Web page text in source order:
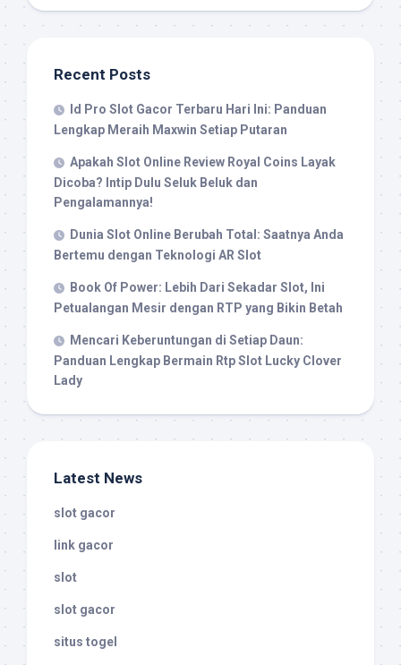
Recent Posts
Id Pro Slot Gacor Terbaru Hari Ini: Panduan
Lengkap Meraih Maxwin Setiap Putaran
Apakah Slot Online Review Royal Coins Layak
Dicoba? Intip Dulu Seluk Beluk dan
Pengalamannya!
Dunia Slot Online Berubah Total: Saatnya Anda
Bertemu dengan Teknologi AR Slot
Book Of Power: Lebih Dari Sekadar Slot, Ini
Petualangan Mesir dengan RTP yang Bikin Betah
Mencari Keberuntungan di Setiap Daun:
Panduan Lengkap Bermain Rtp Slot Lucky Clover
Lady
Latest News
slot gacor
link gacor
slot
slot gacor
situs togel